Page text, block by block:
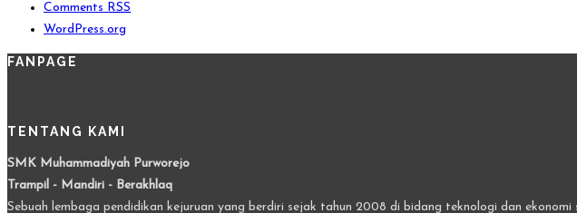
Comments RSS
WordPress.org
FANPAGE
TENTANG KAMI
SMK Muhammadiyah Purworejo
Trampil - Mandiri - Berakhlaq
Sebuah lembaga pendidikan kejuruan yang berdiri sejak tahun 2008 di bidang teknologi dan